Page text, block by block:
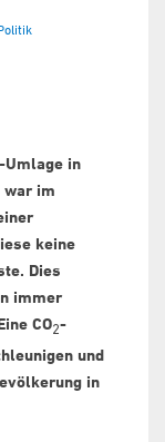
Umlage in
war im
keine
Dies
immer
CO2-
und
in